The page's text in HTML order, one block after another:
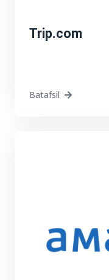
Trip.com
Batafsil